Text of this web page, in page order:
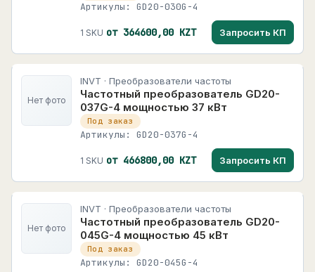
Артикулы: GD20-030G-4
1 SKU от 364600,00 KZT Запросить КП
Нет фото
INVT · Преобразователи частоты
Частотный преобразователь GD20-
037G-4 мощностью 37 кВт
Под заказ
Артикулы: GD20-037G-4
1 SKU от 466800,00 KZT Запросить КП
Нет фото
INVT · Преобразователи частоты
Частотный преобразователь GD20-
045G-4 мощностью 45 кВт
Под заказ
Артикулы: GD20-045G-4